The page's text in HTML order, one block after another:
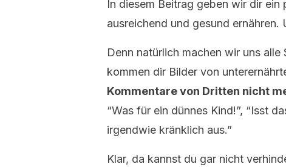
In diesem Beitrag geben wir dir
ausreichend und gesund ernähren.
Denn natürlich machen wir uns
kommen dir Bilder von
Kommentare von Dritten nicht
“Was für ein dünnes Kind!”, “Isst
irgendwie kränklich aus.”
Klar, da kannst du gar nicht